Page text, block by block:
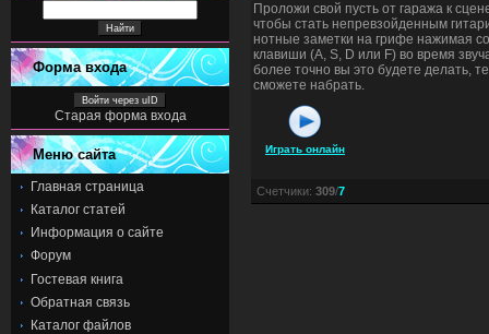
Форма входа
Войти через uID
Старая форма входа
Меню сайта
Главная страница
Каталог статей
Информация о сайте
Форум
Гостевая книга
Обратная связь
Каталог файлов
Проложи свой пусть от гаража к
чтобы стать непревзойденным
нотные заметки на грифе нажимая
клавиши (A, S, D или F) во время
более точно вы это будете делать,
сможете набрать.
Играть онлайн
Счетчики: 309/7